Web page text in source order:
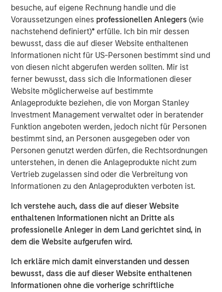
besuche, auf eigene Rechnung handle und die
Voraussetzungen eines professionellen Anlegers(wie
nachstehend definiert)* erfülle. Ich bin mir dessen
bewusst, dass die auf dieser Website enthaltenen
Informationen nicht für US-Personen bestimmt sind und
von diesen nicht abgerufen werden sollten. Mir ist
ferner bewusst, dass sich die Informationen dieser
Website möglicherweise auf bestimmte
Anlageprodukte beziehen, die von Morgan Stanley
Investment Management verwaltet oder in beratender
Funktion angeboten werden, jedoch nicht für Personen
bestimmt sind, an Personen ausgegeben oder von
Personen genutzt werden dürfen, die Rechtsordnungen
unterstehen, in denen die Anlageprodukte nicht zum
Vertrieb zugelassen sind oder die Verbreitung von
Informationen zu den Anlageprodukten verboten ist.
Ich verstehe auch, dass die auf dieser Website
enthaltenen Informationen nicht an Dritte als
professionelle Anleger in dem Land gerichtet sind, in
dem die Website aufgerufen wird.
Ich erkläre mich damit einverstanden und dessen
bewusst, dass die auf dieser Website enthaltenen
Informationen ohne die vorherige schriftliche
credits”
Read Full Roundtable Here
Morgan Stanley Infrastructure Partners
Morgan Stanley Infrastructure Partners invests in a
diverse range of infrastructure assets predominantly
located in OECD countries. The team seeks to create
value through active asset management and operational
improvements.
Ähnliche Einblicke
Morgan Stanley Infrastructure Partners to
Acquire Epic Energy
ALTS IN FOCUS
Infrastructure 2026 Midyear Outlook